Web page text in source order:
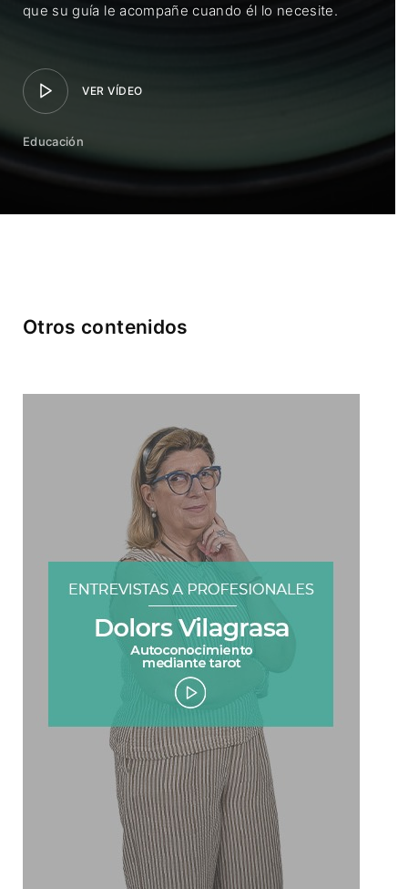
que su guía le acompañe cuando él lo necesite.
VER VÍDEO
Educación
Otros contenidos